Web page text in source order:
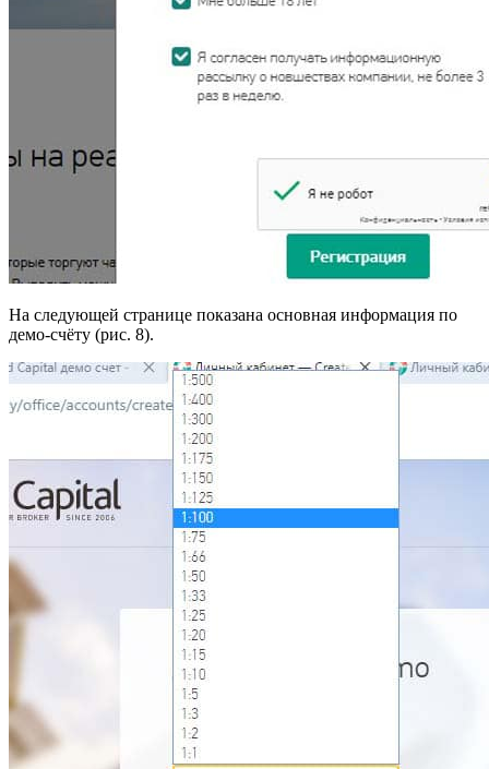
На следующей странице показана основная информация по
демо-счёту (рис. 8).